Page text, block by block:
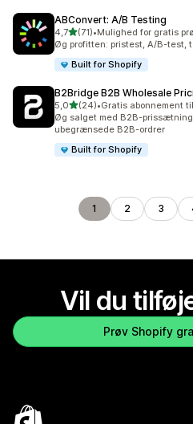
ABConvert: A/B Testing
4,7ud af 5 stjerner
(71)
71 anmeldelser i alt
•Mulighed for gratis
Øg profitten: pristest, A/B-test,
Built for Shopify
B2Bridge B2B Wholesale
5,0ud af 5 stjerner
(24)
24 anmeldelser i alt
•Gratis abonnement
Øg salget med B2B-
ubegrænsede B2B-ordrer
Built for Shopify
1 2 3
Vil du
Prøv Shopify